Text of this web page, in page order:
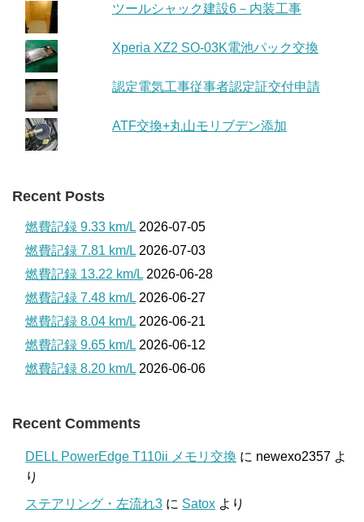
ツールシャック建設6－内装工事
Xperia XZ2 SO-03K電池パック交換
認定電気工事従事者認定証交付申請
ATF交換+丸山モリブデン添加
Recent Posts
燃費記録 9.33 km/L 2026-07-05
燃費記録 7.81 km/L 2026-07-03
燃費記録 13.22 km/L 2026-06-28
燃費記録 7.48 km/L 2026-06-27
燃費記録 8.04 km/L 2026-06-21
燃費記録 9.65 km/L 2026-06-12
燃費記録 8.20 km/L 2026-06-06
Recent Comments
DELL PowerEdge T110ii メモリ交換 に newexo2357 よ
り
ステアリング・左流れ3 に Satox より